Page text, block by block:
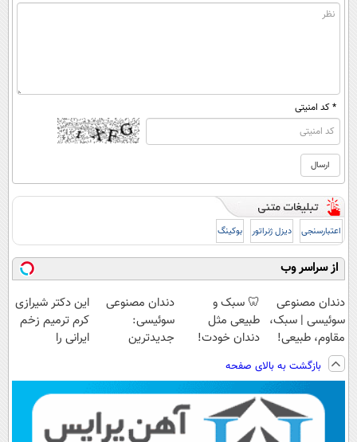
* کد امنیتی
اعتبارسنجی دیزل ژنراتور بوکینگ
از سراسر وب
دندان مصنوعی
سوئیسی | سبک،
مقاوم، طبیعی!
ویزیت
رایگان+پرداخت
اقساطی😍
🦷 سبک و
طبیعی مثل
دندان خودت!
پرداخت اقساطی
💳 📍 تهران
دندان مصنوعی
سوئیسی:
جدیدترین
پرداخت قسطی
این دکتر شیرازی
کرم ترمیم زخم
ایرانی را
بازگشت به بالای صفحه